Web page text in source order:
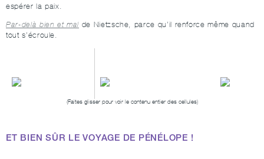
espérer la paix.
Par-delà bien et mal de Nietzsche, parce qu’il renforce même quand
tout s’écroule.
ET BIEN SÛR LE VOYAGE DE PÉNÉLOPE !